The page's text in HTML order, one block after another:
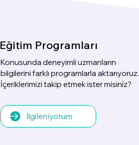
Eğitim Programları
Konusunda deneyimli uzmanların
bilgilerini farklı programlarla aktarıyoruz.
İçeriklerimizi takip etmek ister misiniz?
İlgileniyorum